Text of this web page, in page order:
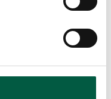
booking af